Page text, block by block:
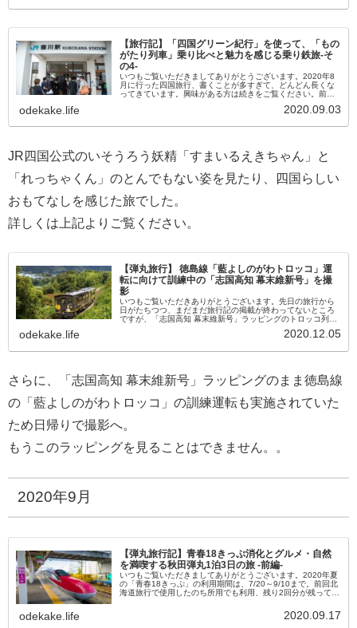
【旅行記】「四国グリーン紀行」を使って、「もの
がたり列車」乗り比べと魅力を感じる乗り鉄旅-そ
の4-
いつもご覧いただきましてありがとうございます。2020年8
月に行った四国旅行、書くことが多すぎて、どんどん長くな
ってきています。興味がある方は続きをご覧ください。前回
odekake.life 2020.09.03
JR四国公式のいそうろう妖精「すまいるえきちゃん」と
「れっちゃくん」のとんでもない姿を見たり、四国らしい
おもてなしを感じた旅でした。
詳しくは上記よりご覧ください。
【弾丸旅行】 徳島線「藍よしのがわトロッコ」運
転に向けて訓練中の「志国高知 幕末維新号」を撮
影
いつもご覧いただきありがとうございます。先日の旅行から
日がたちつつ、まだまだ旅行記の掲載が終わってないところ
ですが、「志国高知 幕末維新号」ラッピングのトロッコ列車
odekake.life 2020.12.05
さらに、「志国高知 幕末維新号」ラッピングのまま徳島線
の「藍よしのがわトロッコ」の訓練運転も実施されていた
ため日帰りで撮影へ。
もうこのラッピングを見ることはできません。。
2020年9月
【弾丸旅行記】青春18きっぷ消化とグルメ・自然
を満喫する秋田弾丸1泊3日の旅 -前編-
いつもご覧いただきましてありがとうございます。2020年夏
の「青春18きっぷ」の利用期間は、7/20～9/10まで。前回北
海道旅行で使用したのち所用でも利用、残り2回分が残ってい
odekake.life 2020.09.17